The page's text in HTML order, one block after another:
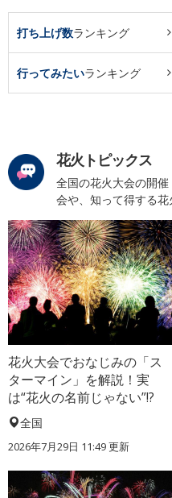
打ち上げ数ランキング
行ってみたいランキング
花火トピックス
全国の花火大会の開
会や、知って得する花
花火大会でおなじみの「ス
ターマイン」を解説！実
は“花火の名前じゃない”!?
全国
2026年7月29日 11:49 更新